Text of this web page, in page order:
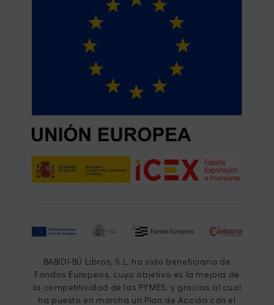
BABIDI-BÚ Libros, S.L. ha sido beneficiaria de
Fondos Europeos, cuyo objetivo es la mejora de
la competitividad de las PYMES, y gracias al cual
ha puesto en marcha un Plan de Acción con el